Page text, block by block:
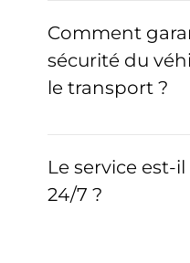
Comment
sécurité du
le transport ?
Le service est-
24/7 ?